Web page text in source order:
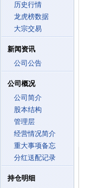
历史行情
龙虎榜数据
大宗交易
新闻资讯
公司公告
公司概况
公司简介
股本结构
管理层
经营情况简介
重大事项备忘
分红送配记录
持仓明细